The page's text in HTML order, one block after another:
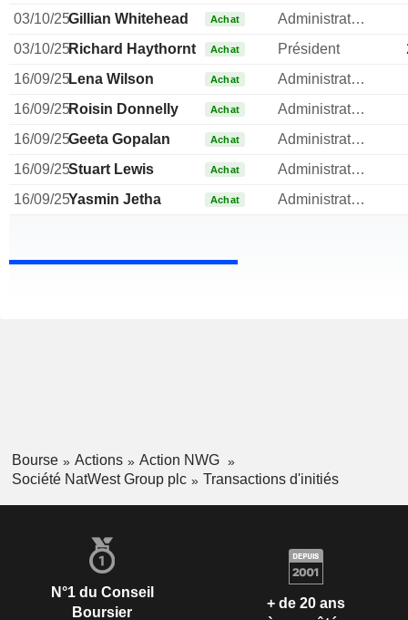
03/10/25Gillian Whitehead Achat
Administrateur
03/10/25Richard Haythornthwaite
Achat Président
16/09/25Lena Wilson Achat
Administrateur
16/09/25Roisin Donnelly Achat
Administrateur
16/09/25Geeta Gopalan Achat
Administrateur
16/09/25Stuart Lewis Achat
Administrateur
16/09/25Yasmin Jetha Achat Administrateur
Bourse Actions
Action NWG
Société NatWest Group plc
Transactions d'initiés
N°1 du Conseil
Boursier
+ de 20 ans